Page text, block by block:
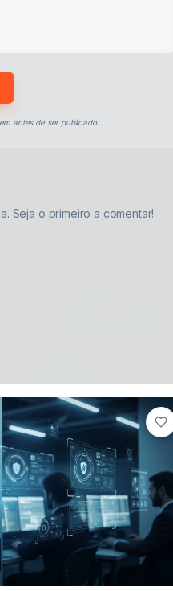
antes de ser publicado.
Seja o primeiro a comentar!